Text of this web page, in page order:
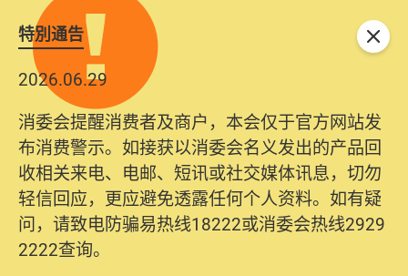
特別通告
2026.06.29
消委会提醒消费者及商户，本会仅于官方网站发
布消费警示。如接获以消委会名义发出的产品回
收相关来电、电邮、短讯或社交媒体讯息，切勿
轻信回应，更应避免透露任何个人资料。如有疑
问，请致电防骗易热线18222或消委会热线2929
2222查询。
关闭